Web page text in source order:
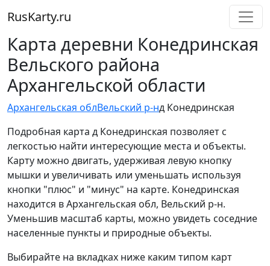
RusKarty.ru
Карта деревни Конедринская
Вельского района
Архангельской области
Архангельская облВельский р-нд Конедринская
Подробная карта д Конедринская позволяет с
легкостью найти интересующие места и объекты.
Карту можно двигать, удерживая левую кнопку
мышки и увеличивать или уменьшать используя
кнопки "плюс" и "минус" на карте. Конедринская
находится в Архангельская обл, Вельский р-н.
Уменьшив масштаб карты, можно увидеть соседние
населенные пункты и природные объекты.
Выбирайте на вкладках ниже каким типом карт